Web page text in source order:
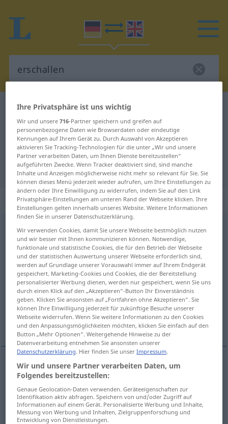
Deutsch-Englisch Wörterbuch
Deutsch-Englisch Übersetzung für
"erschallen"
"erschallen" Englisch Übersetzung
„erschallen“: intransitives Verb
erschallenv/i <erschallt;erschallte;od LITERerscholl;
erschallt;od LITERerschollen;sein >
Übersicht aller Übersetzungen
(Für mehr Details die Übersetzung anklicken/antippen)
ring out resound, ring, echo
begin to sound
(begin to) (re)sound erschallen
Instrumenten, Schritten etc
Ihre Privatsphäre ist uns wichtig
Wir und unsere716-Partner speichern und greifen auf
personenbezogene Daten wie Browserdaten oder eindeutige
Kennungen auf Ihrem Gerät zu. Durch Auswahl von Akzeptieren
aktivieren Sie Tracking-Technologien für die unter „Wir und unsere
Partner verarbeiten Daten, um Ihnen Dienste bereitzustellen“
aufgeführten Zwecke. Wenn Tracker deaktiviert sind, sind manche
Inhalte und Anzeigen möglicherweise nicht mehr so relevant für Sie. Sie
können dieses Menü jederzeit wieder aufrufen, um Ihre Einstellungen zu
ändern oder Ihre Einwilligung zu widerrufen, indem Sie auf den Link
Privatsphäre-Einstellungen am unteren Rand der Webseite klicken. Ihre
Einstellungen gelten innerhalb unseres Website. Weitere Informationen
finden Sie in unserer Datenschutzerklärung.
Wir verwenden Cookies, damit Sie unsere Webseite bestmöglich nutzen
und wir besser mit Ihnen kommunizieren können. Notwendige,
funktionale und statistische Cookies, die für den Betrieb der Webseite
und der statistischen Auswertung unserer Webseite erforderlich sind,
werden auf Grundlage unserer Vorauswahl immer auf Ihrem Endgerät
gespeichert. Marketing-Cookies und Cookies, die der Bereitstellung
personalisierter Werbung dienen, werden nur gespeichert, wenn Sie uns
durch einen Klick auf den „Akzeptieren“-Button Ihr Einverständnis
geben. Klicken Sie ansonsten auf „Fortfahren ohne Akzeptieren“. Sie
können Ihre Einwilligung jederzeit für zukünftige Besuche unserer
Webseite widerrufen. Wenn Sie weitere Informationen zu den Cookies
und den Anpassungsmöglichkeiten möchten, klicken Sie einfach auf den
Button „Mehr Optionen“. Weitergehende Hinweise zu der
Datenverarbeitung entnehmen Sie ansonsten unserer
Datenschutzerklärung. Hier finden Sie unserImpressum.
Wir und unsere Partner verarbeiten Daten, um
Folgendes bereitzustellen:
Genaue Geolocation-Daten verwenden. Geräteeigenschaften zur
Identifikation aktiv abfragen. Speichern von und/oder Zugriff auf
Informationen auf einem Gerät. Personalisierte Werbung und Inhalte,
Messung von Werbung und Inhalten, Zielgruppenforschung und
Entwicklung von Dienstleistungen.